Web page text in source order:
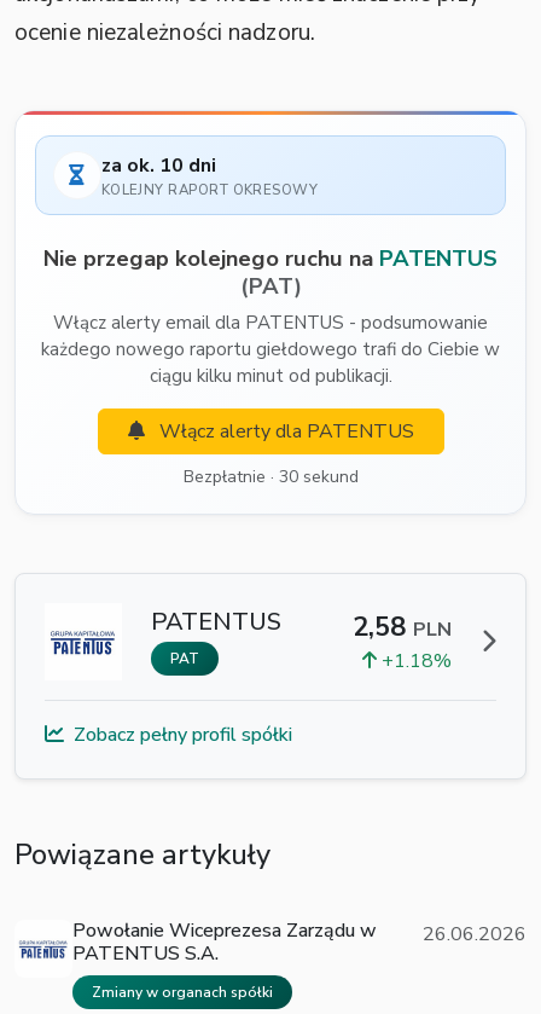
ocenie niezależności nadzoru.
za ok. 10 dni
KOLEJNY RAPORT OKRESOWY
Nie przegap kolejnego ruchu na PATENTUS
(PAT)
Włącz alerty email dla PATENTUS - podsumowanie
każdego nowego raportu giełdowego trafi do Ciebie w
ciągu kilku minut od publikacji.
Włącz alerty dla PATENTUS
Bezpłatnie · 30 sekund
PATENTUS
PAT
2,58 PLN
+1.18%
Zobacz pełny profil spółki
Powiązane artykuły
Powołanie Wiceprezesa Zarządu w
PATENTUS S.A.
Zmiany w organach spółki
26.06.2026